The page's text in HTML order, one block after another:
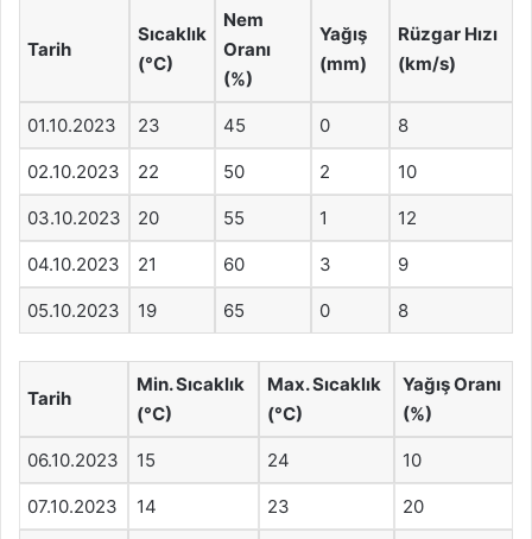
Tarih
Sıcaklık
(°C)
Nem
Oranı
(%)
Yağış
(mm)
Rüzgar Hızı
(km/s)
01.10.2023 23 45 0 8
02.10.2023 22 50 2 10
03.10.2023 20 55 1 12
04.10.2023 21 60 3 9
05.10.2023 19 65 0 8
Tarih
Min. Sıcaklık
(°C)
Max. Sıcaklık
(°C)
Yağış Oranı
(%)
06.10.2023 15 24 10
07.10.2023 14 23 20